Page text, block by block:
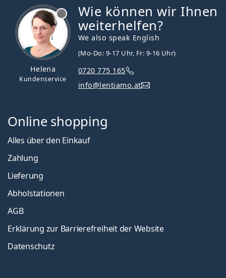
Helena
Kundenservice
Wie können wir Ihnen
weiterhelfen?
We also speak English
(Mo-Do: 9-17 Uhr, Fr: 9-16 Uhr)
0720 775 165
info@lentiamo.at
Online shopping
Alles über den Einkauf
Zahlung
Lieferung
Abholstationen
AGB
Erklärung zur Barrierefreiheit der Website
Datenschutz